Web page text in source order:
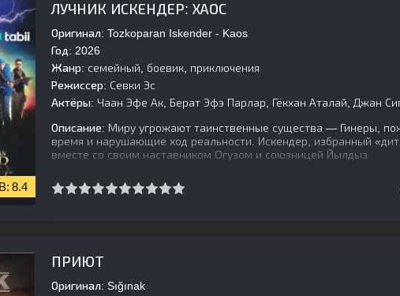
8.4
ЛУЧНИК ИСКЕНДЕР: ХАОС
Оригинал: Tozkoparan Iskender - Kaos
Год: 2026
Жанр: семейный, боевик, приключения
Режиссер: Севки Эс
Актёры: Чаан Эфе Ак, Берат Эфэ Парлар, Гёкхан Аталай, Джан
Описание: Миру угрожают таинственные существа — Гинеры,
время и нарушающие ход реальности. Искендер, избранный
вместе со своим наставником Огузом и союзницей Йылдыз
ПРИЮТ
Оригинал: Sığınak